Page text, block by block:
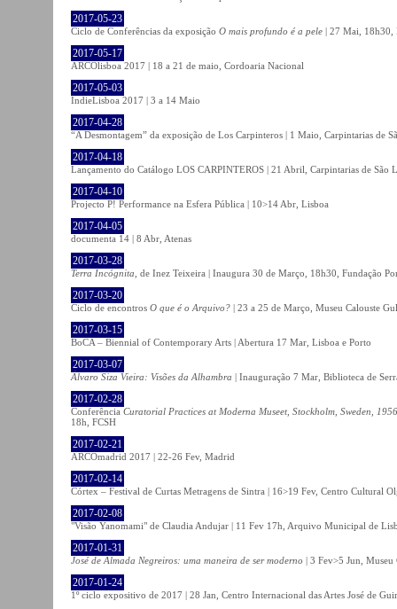
2017-05-23
Ciclo de Conferências da exposição O mais profundo é a pele | 27 Mai, 18h30,
2017-05-17
ARCOlisboa 2017 | 18 a 21 de maio, Cordoaria Nacional
2017-05-03
IndieLisboa 2017 | 3 a 14 Maio
2017-04-28
“A Desmontagem” da exposição de Los Carpinteros | 1 Maio, Carpintarias de
2017-04-18
Lançamento do Catálogo LOS CARPINTEROS | 21 Abril, Carpintarias de São
2017-04-10
Projecto P! Performance na Esfera Pública | 10>14 Abr, Lisboa
2017-04-05
documenta 14 | 8 Abr, Atenas
2017-03-28
Terra Incógnita , de Inez Teixeira | Inaugura 30 de Março, 18h30, Fundação
2017-03-20
Ciclo de encontros O que é o Arquivo? | 23 a 25 de Março, Museu Calouste
2017-03-15
BoCA – Biennial of Contemporary Arts | Abertura 17 Mar, Lisboa e Porto
2017-03-07
Álvaro Siza Vieira: Visões da Alhambra | Inauguração 7 Mar, Biblioteca de
2017-02-28
Conferência Curatorial Practices at Moderna Museet, Stockholm, Sweden,
18h, FCSH
2017-02-21
ARCOmadrid 2017 | 22-26 Fev, Madrid
2017-02-14
Córtex – Festival de Curtas Metragens de Sintra | 16>19 Fev, Centro Cultural
2017-02-08
"Visão Yanomami" de Claudia Andujar | 11 Fev 17h, Arquivo Municipal de
2017-01-31
José de Almada Negreiros: uma maneira de ser moderno | 3 Fev>5 Jun,
2017-01-24
1º ciclo expositivo de 2017 | 28 Jan, Centro Internacional das Artes José de